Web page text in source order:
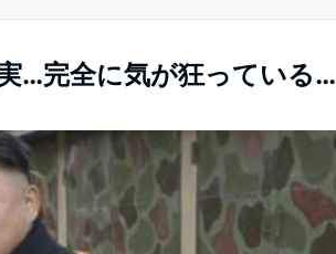
…完全に気が狂っている…